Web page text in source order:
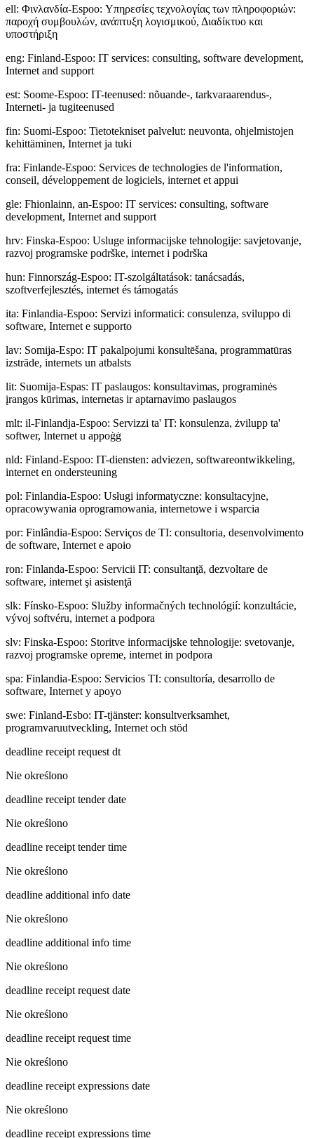
ell: Φινλανδία-Espoo: Υπηρεσίες τεχνολογίας των πληροφοριών:
παροχή συμβουλών, ανάπτυξη λογισμικού, Διαδίκτυο και
υποστήριξη
eng: Finland-Espoo: IT services: consulting, software development,
Internet and support
est: Soome-Espoo: IT-teenused: nõuande-, tarkvaraarendus-,
Interneti- ja tugiteenused
fin: Suomi-Espoo: Tietotekniset palvelut: neuvonta, ohjelmistojen
kehittäminen, Internet ja tuki
fra: Finlande-Espoo: Services de technologies de l'information,
conseil, développement de logiciels, internet et appui
gle: Fhionlainn, an-Espoo: IT services: consulting, software
development, Internet and support
hrv: Finska-Espoo: Usluge informacijske tehnologije: savjetovanje,
razvoj programske podrške, internet i podrška
hun: Finnország-Espoo: IT-szolgáltatások: tanácsadás,
szoftverfejlesztés, internet és támogatás
ita: Finlandia-Espoo: Servizi informatici: consulenza, sviluppo di
software, Internet e supporto
lav: Somija-Espo: IT pakalpojumi konsultēšana, programmatūras
izstrāde, internets un atbalsts
lit: Suomija-Espas: IT paslaugos: konsultavimas, programinės
įrangos kūrimas, internetas ir aptarnavimo paslaugos
mlt: il-Finlandja-Espoo: Servizzi ta' IT: konsulenza, żvilupp ta'
softwer, Internet u appoġġ
nld: Finland-Espoo: IT-diensten: adviezen, softwareontwikkeling,
internet en ondersteuning
pol: Finlandia-Espoo: Usługi informatyczne: konsultacyjne,
opracowywania oprogramowania, internetowe i wsparcia
por: Finlândia-Espoo: Serviços de TI: consultoria, desenvolvimento
de software, Internet e apoio
ron: Finlanda-Espoo: Servicii IT: consultanţă, dezvoltare de
software, internet şi asistenţă
slk: Fínsko-Espoo: Služby informačných technológií: konzultácie,
vývoj softvéru, internet a podpora
slv: Finska-Espoo: Storitve informacijske tehnologije: svetovanje,
razvoj programske opreme, internet in podpora
spa: Finlandia-Espoo: Servicios TI: consultoría, desarrollo de
software, Internet y apoyo
swe: Finland-Esbo: IT-tjänster: konsultverksamhet,
programvaruutveckling, Internet och stöd
deadline receipt request dt
Nie określono
deadline receipt tender date
Nie określono
deadline receipt tender time
Nie określono
deadline additional info date
Nie określono
deadline additional info time
Nie określono
deadline receipt request date
Nie określono
deadline receipt request time
Nie określono
deadline receipt expressions date
Nie określono
deadline receipt expressions time